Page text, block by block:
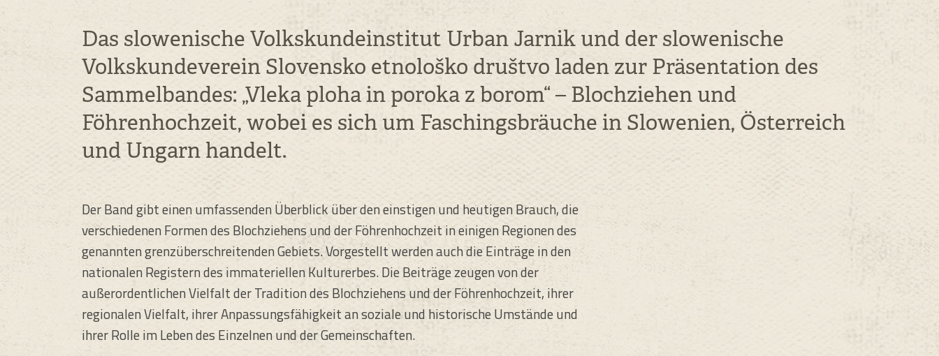
Das slowenische Volkskundeinstitut Urban Jarnik und der slowenische
Volkskundeverein Slovensko etnološko društvo laden zur Präsentation des
Sammelbandes: „Vleka ploha in poroka z borom“ – Blochziehen und
Föhrenhochzeit, wobei es sich um Faschingsbräuche in Slowenien, Österreich
und Ungarn handelt.
Der Band gibt einen umfassenden Überblick über den einstigen und heutigen Brauch, die
verschiedenen Formen des Blochziehens und der Föhrenhochzeit in einigen Regionen des
genannten grenzüberschreitenden Gebiets. Vorgestellt werden auch die Einträge in den
nationalen Registern des immateriellen Kulturerbes. Die Beiträge zeugen von der
außerordentlichen Vielfalt der Tradition des Blochziehens und der Föhrenhochzeit, ihrer
regionalen Vielfalt, ihrer Anpassungsfähigkeit an soziale und historische Umstände und
ihrer Rolle im Leben des Einzelnen und der Gemeinschaften.